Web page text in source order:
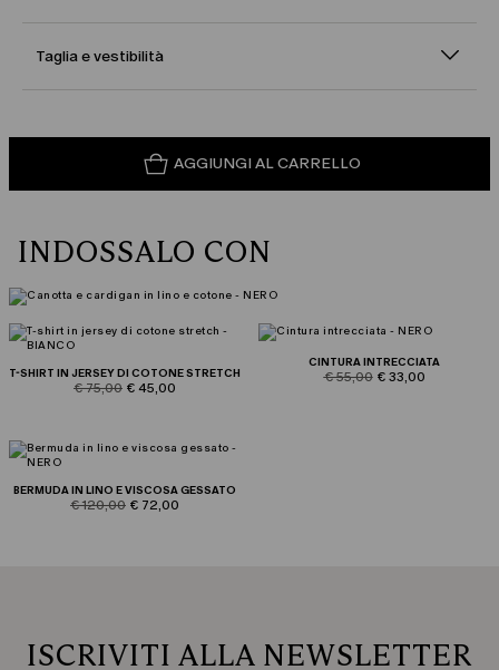
Taglia e vestibilità
AGGIUNGI AL CARRELLO
INDOSSALO CON
T-SHIRT IN JERSEY DI COTONE STRETCH
product.price.original
€ 75,00 product.price.sale
€ 45,00
CINTURA INTRECCIATA
product.price.original
€ 55,00 product.price.sale
€ 33,00
BERMUDA IN LINO E VISCOSA GESSATO
product.price.original
€ 120,00 product.price.sale
€ 72,00
ISCRIVITI ALLA NEWSLETTER